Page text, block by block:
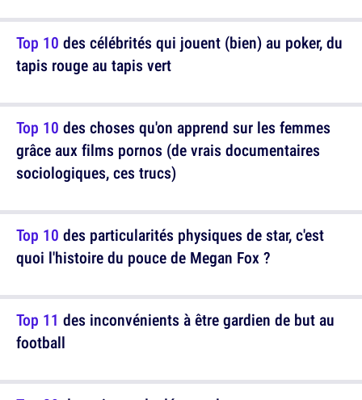
Top 10 des choses qu'on apprend sur les femmes
grâce aux films pornos (de vrais documentaires
sociologiques, ces trucs)
Top 11 des inconvénients à être gardien de but au
football
Top 10 des célébrités qui jouent (bien) au poker, du
tapis rouge au tapis vert
Top 10 des particularités physiques de star, c'est
quoi l'histoire du pouce de Megan Fox ?